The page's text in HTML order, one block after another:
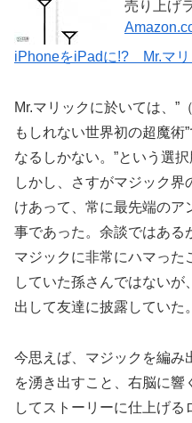
売り上げ
iPhoneをiPadに!? Mr.マリ
Mr.マリックに於いては、”
もしれない世界初の超魔術
なるしかない。”という選
しかし、さすがマジック
けあって、常に最先端のア
事であった。余談ではある
マジックに非常にハマった
していた孫さんではない
出して友達に披露していた
今思えば、マジックを編み
を湧き出すこと、右脳に響
してストーリーに仕上げ